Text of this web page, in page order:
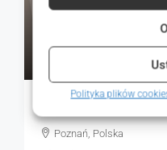
Polityka plików
Poznań, Polska